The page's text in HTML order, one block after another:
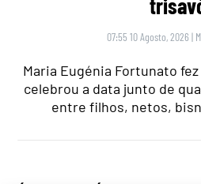
07:55 10 Agosto, 2026 |
Maria Eugénia Fortunato fez
celebrou a data junto de
entre filhos, netos,